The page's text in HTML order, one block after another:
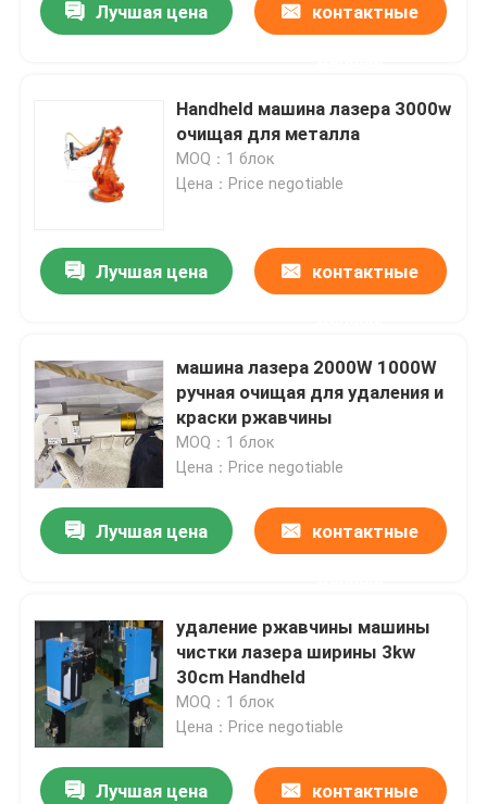
Лучшая цена контактные
Handheld машина лазера 3000w
очищая для металла
MOQ：1 блок
Цена：Price negotiable
Лучшая цена контактные
машина лазера 2000W 1000W
ручная очищая для удаления и
краски ржавчины
MOQ：1 блок
Цена：Price negotiable
Лучшая цена контактные
удаление ржавчины машины
чистки лазера ширины 3kw
30cm Handheld
MOQ：1 блок
Цена：Price negotiable
Лучшая цена контактные